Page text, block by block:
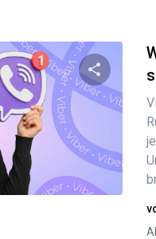
Diesen